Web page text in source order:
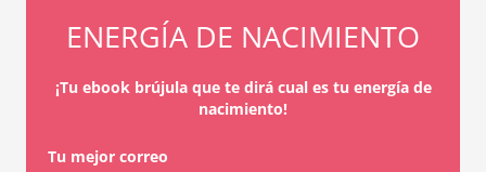
ENERGÍA DE NACIMIENTO
¡Tu ebook brújula que te dirá cual es tu energía de
nacimiento!
Tu mejor correo